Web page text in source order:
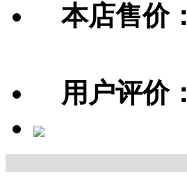
本店售价：
用户评价：